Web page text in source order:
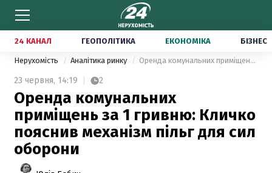
24 КАНАЛ ГЕОПОЛІТИКА ЕКОНОМІКА БІЗНЕС
Нерухомість Аналітика ринку Оренда комунальних приміщень за 1 гривню: Кличко пояснив механізм пільг для сил оборони
23 червня, 14:19 2
Оренда комунальних
приміщень за 1 гривню: Кличко
пояснив механізм пільг для сил
оборони